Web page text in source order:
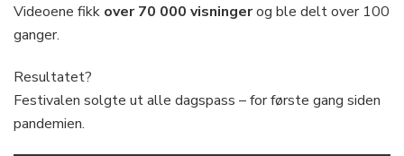
Videoene fikk over 70 000 visningerog ble delt over 100
ganger.
Resultatet?
Festivalen solgte ut alle dagspass – for første gang siden
pandemien.